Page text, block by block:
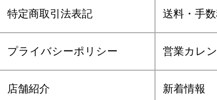
特定商取引法表記 送料・手
プライバシーポリシー 営業カレ
店舗紹介 新着情報